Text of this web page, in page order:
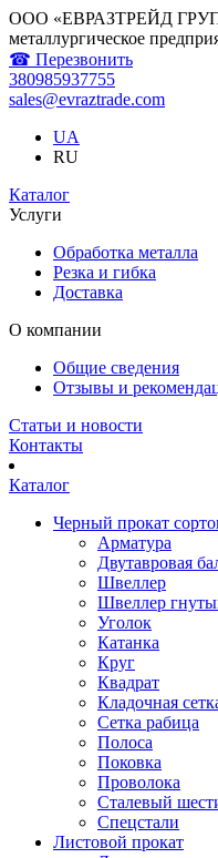
ООО «ЕВРАЗТРЕЙД
металлургическое
☎ Перезвонить
380985937755
sales@evraztrade.com
UA
RU
Каталог
Услуги
Обработка металла
Резка и гибка
Доставка
О компании
Общие сведения
Отзывы и
Статьи и новости
Контакты
Каталог
Черный прокат
Арматура
Двутавровая
Швеллер
Швеллер
Уголок
Катанка
Круг
Квадрат
Кладочная
Сетка рабица
Полоса
Поковка
Проволока
Сталевый
Спецстали
Листовой прокат